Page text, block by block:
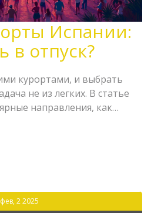
Испании:
в отпуск?
курортами, и выбрать
не из легких. В статье
направления, как
Вы узнаете, где
отдыхом или
от ваших
фев, 2 2025